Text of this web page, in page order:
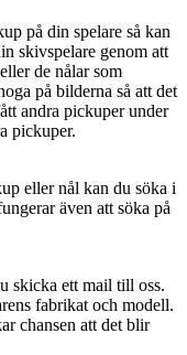
på din spelare så kan
skivspelare genom att
de nålar som
på bilderna så att det
andra pickuper under
pickuper.
eller nål kan du söka i
även att söka på
skicka ett mail till oss.
fabrikat och modell.
chansen att det blir